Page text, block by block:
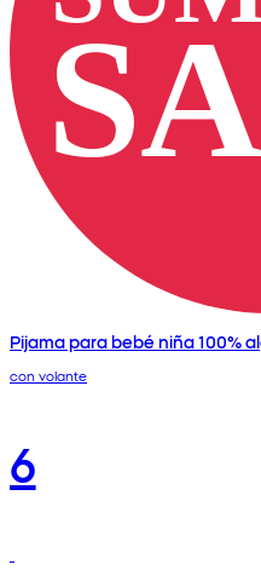
Pijama para bebé niña 100%
con volante
6